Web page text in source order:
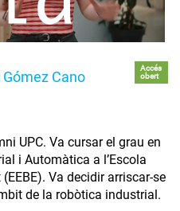
Cano
Accés
obert
UPC. Va cursar el grau en
i Automàtica a l’Escola
Va decidir arriscar-se
de la robòtica industrial.